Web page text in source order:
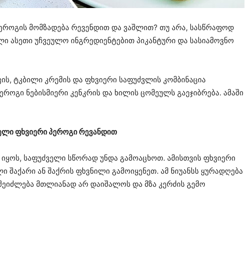
მომზადება რევენდით და ვაშლით? თუ არა, სასწრაფოდ
ასეთი უჩვეულო ინგრედიენტებით პიკანტური და სასიამოვნო
ტკბილი კრემის და ფხვიერი საფუძვლის კომბინაცია
ნებისმიერი კენკრის და ხილის ცომეულს გაეჯიბრება. ამაში
ფხვიერი პეროგი რევანდით
საფუძველი სწორად უნდა გამოაცხოთ. ამისთვის ფხვიერი
შაქარი ან შაქრის ფხვნილი გამოიყენეთ. ამ ნიუანსს ყურადღება
მთლიანად არ დაიშალოს და მზა კერძის გემო